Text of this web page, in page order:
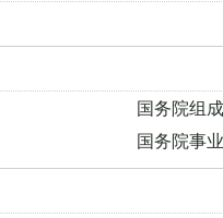
国务院组
国务院事